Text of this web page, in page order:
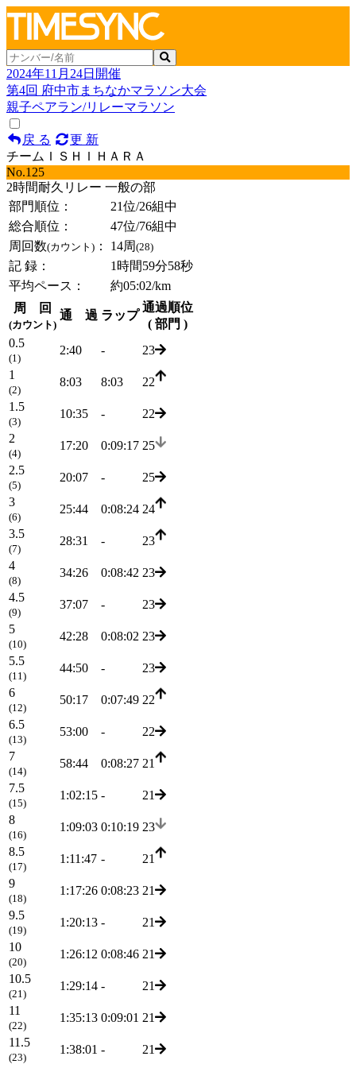
2024年11月24日開催
第4回 府中市まちなかマラソン大会
親子ペアラン/リレーマラソン
戻 る
更 新
チームＩＳＨＩＨＡＲＡ
No.125
2時間耐久リレー 一般の部
部門順位：
21位/26組中
総合順位：
47位/76組中
周回数(カウント) ： 14周(28)
記 録：
1時間59分58秒
平均ペース：
約05:02/km
周 回
(カウント)
通 過 ラップ
通過順位
( 部門 )
0.5
(1)
2:40 -
23
1
(2)
8:03 8:03
22
1.5
(3)
10:35 -
22
2
(4)
17:20 0:09:17 25
2.5
(5)
20:07 -
25
3
(6)
25:44 0:08:24 24
3.5
(7)
28:31 -
23
4
(8)
34:26 0:08:42 23
4.5
(9)
37:07 -
23
5
(10)
42:28 0:08:02 23
5.5
(11)
44:50 -
23
6
(12)
50:17 0:07:49 22
6.5
(13)
53:00 -
22
7
(14)
58:44 0:08:27 21
7.5
(15)
1:02:15 -
21
8
(16)
1:09:03 0:10:19 23
8.5
(17)
1:11:47 -
21
9
(18)
1:17:26 0:08:23 21
9.5
(19)
1:20:13 -
21
10
(20)
1:26:12 0:08:46 21
10.5
(21)
1:29:14 -
21
11
(22)
1:35:13 0:09:01 21
11.5
(23)
1:38:01 -
21